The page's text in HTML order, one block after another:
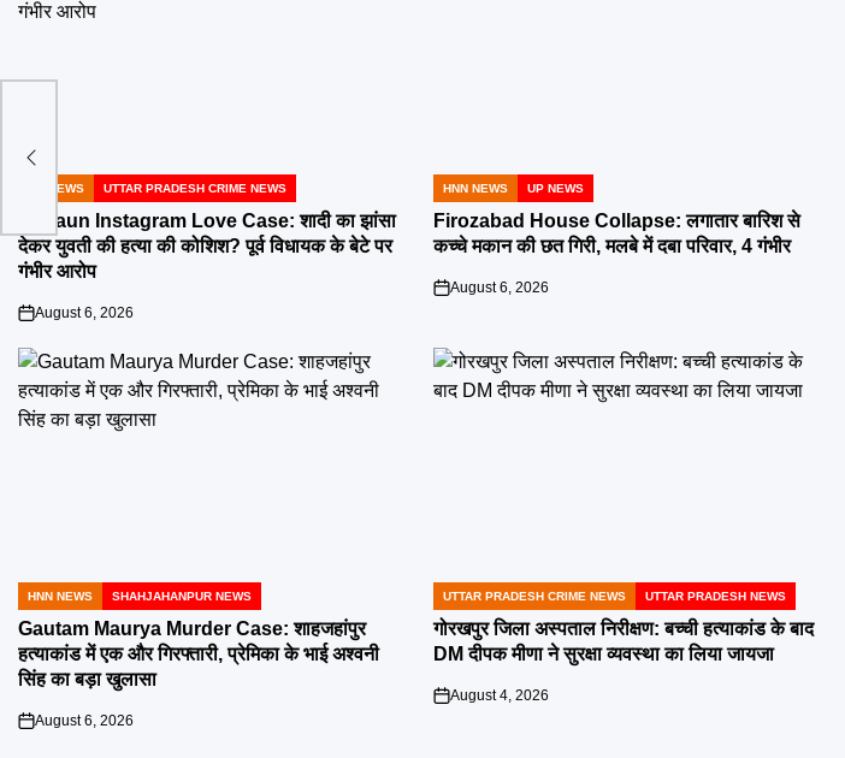
POSTED
UP NEWS UTTAR PRADESH CRIME NEWS
Badaun Instagram Love Case: शादी का झांसा
देकर युवती की हत्या की कोशिश? पूर्व विधायक के बेटे पर
गंभीर आरोप
on
August 6, 2026
POSTED
IN
HNN NEWS UP NEWS
Firozabad House Collapse: लगातार बारिश से
कच्चे मकान की छत गिरी, मलबे में दबा परिवार, 4 गंभीर
on
August 6, 2026
POSTED
IN
HNN NEWS SHAHJAHANPUR NEWS
Gautam Maurya Murder Case: शाहजहांपुर
हत्याकांड में एक और गिरफ्तारी, प्रेमिका के भाई अश्वनी
सिंह का बड़ा खुलासा
on
August 6, 2026
POSTED
IN
UTTAR PRADESH CRIME NEWS UTTAR PRADESH NEWS
गोरखपुर जिला अस्पताल निरीक्षण: बच्ची हत्याकांड के बाद
DM दीपक मीणा ने सुरक्षा व्यवस्था का लिया जायजा
on
August 4, 2026